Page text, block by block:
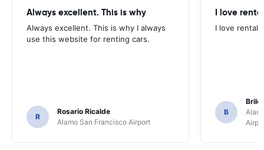
Always excellent. This is why
Always excellent. This is why I always
use this website for renting cars.
R
Rosario Ricalde
Alamo San Francisco Airport
I love
I love rental
B